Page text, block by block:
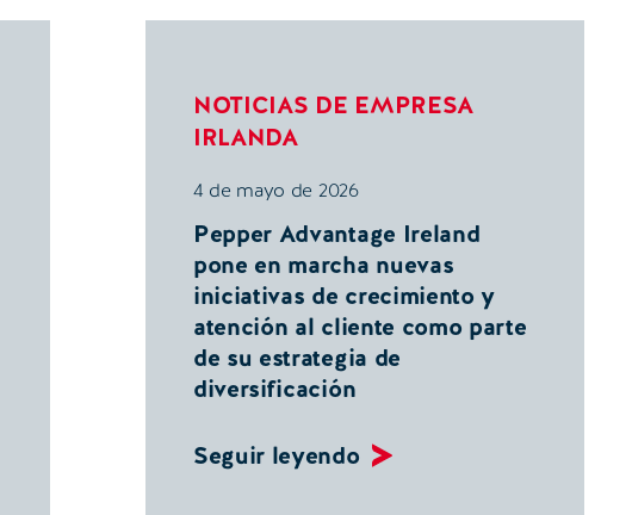
NOTICIAS DE EMPRESA
IRLANDA
4 de mayo de 2026
Pepper Advantage Ireland
pone en marcha nuevas
iniciativas de crecimiento y
atención al cliente como parte
de su estrategia de
diversificación
Seguir leyendo